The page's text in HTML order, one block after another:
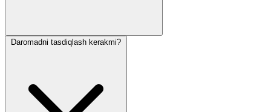
Daromadni tasdiqlash kerakmi?